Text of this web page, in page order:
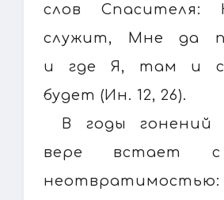
слов
служит, Мне да
и где Я, там и
будет (Ин. 12, 26).
В годы гонений
вере встает с